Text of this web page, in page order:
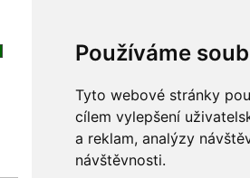
Používáme
Tyto webové stránky
cílem vylepšení
a reklam, analýzy
návštěvnosti.
od 537.75 Kč
Skladem: 259597 ks.
od